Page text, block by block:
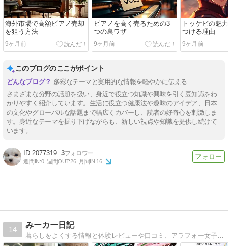
海外市場で高額ピアノ売却
を狙う方法
9ヶ月前
ピアノを高く売るための3
つの裏ワザ
9ヶ月前
トッケビの魅
つける理由
9ヶ月前
このブログのここがポイント
多彩なテーマと実用的な情報を軽やかに伝える
さまざまな分野の話題を扱い、身近で役立つ知識や興味を引く豆知識をわ
かりやすく紹介しています。生活に役立つ健康法や趣味のアイデア、日本
の文化やグローバルな話題まで幅広くカバーし、読者の好奇心を刺激しま
す。身近なテーマを掘り下げながらも、新しい視点や知識を提供し続けて
います。
2077319 3
週間IN:0 週間OUT:26 月間IN:16
14
みーカー日記
暮らしをよくする情報と体験レビューや口コミ、アラフォー女子が幸せになるための情報シェア♪